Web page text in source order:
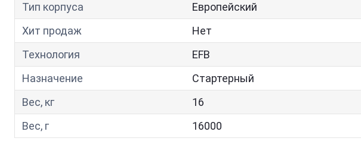
Тип корпуса
Европейский
Хит продаж
Нет
Технология
EFB
Назначение
Стартерный
Вес, кг
16
Вес, г
16000